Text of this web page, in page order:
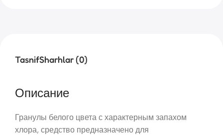
TasnifSharhlar (0)
Описание
Гранулы белого цвета с характерным запахом
хлора, средство предназначено для